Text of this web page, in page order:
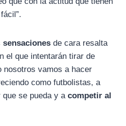
sensaciones de cara resalta
el que intentarán tirar de
nosotros vamos a hacer
como futbolistas, a
que se pueda y a competir al